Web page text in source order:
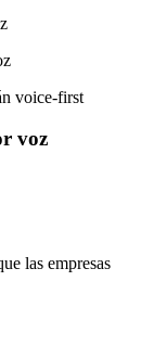
voice-first
voz
las empresas